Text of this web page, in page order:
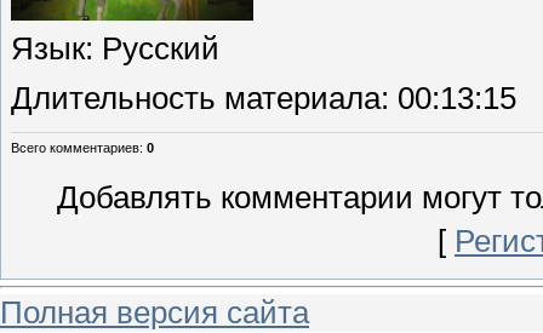
Язык: Русский
Длительность материала: 00:13:15
Всего комментариев: 0
Добавлять комментарии могут
[
Полная версия сайта